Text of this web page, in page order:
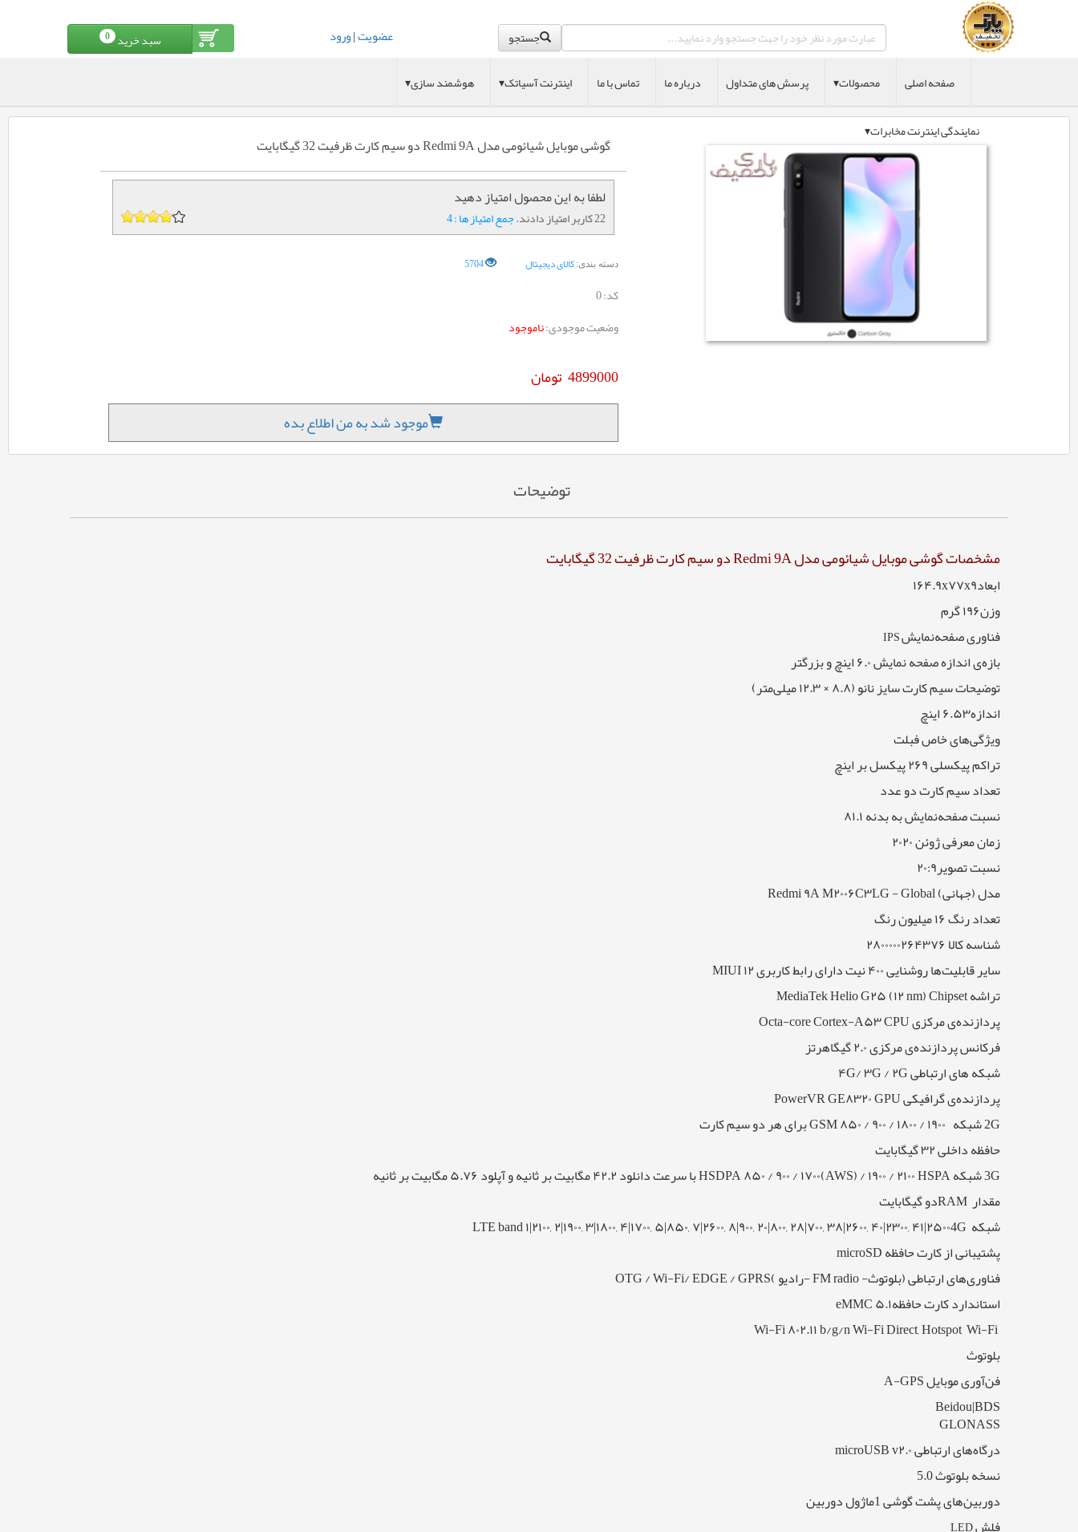
جستجو عضویت|ورود سبد خرید 0
صفحه اصلی محصولات▾ پرسش های متداول درباره ما تماس با ما اینترنت آسیاتک▾ هوشمند سازی▾
نمایندگی اینترنت مخابرات▾
گوشی موبایل شیائومی مدل Redmi 9A دو سیم‌ کارت ظرفیت 32 گیگابایت
لطفا به این محصول امتیاز دهید
22 کاربر امتیاز دادند. جمع امتیاز ها : 4
دسته بندی: کالای دیجیتال 5704
کد:0
وضعیت موجودی:ناموجود
4899000 تومان
موجود شد به من اطلاع بده
توضیحات
مشخصات گوشی موبایل شیائومی مدل Redmi 9A دو سیم‌ کارت ظرفیت 32 گیگابایت
ابعاد۱۶۴.۹x۷۷x۹
وزن۱۹۶ گرم
فناوری صفحه‌نمایش
بازه‌ی اندازه صفحه نمایش ۶.۰ اینچ و بزرگتر
توضیحات سیم کارت سایز نانو (۸.۸ × ۱۲.۳ میلی‌متر)
اندازه۶.۵۳ اینچ
ویژگی‌های خاص فبلت
تراکم پیکسلی ۲۶۹ پیکسل بر اینچ
تعداد سیم کارت دو عدد
نسبت صفحه‌نمایش به بدنه ۸۱.۱
زمان معرفی ژوئن ۲۰۲۰
نسبت تصویر۲۰:۹
مدل (جهانی) Redmi ۹A M۲۰۰۶C۳LG - Global
تعداد رنگ ۱۶ میلیون رنگ
شناسه کالا ۲۸۰۰۰۰۰۲۶۴۳۷۶
سایر قابلیت‌ها روشنایی ۴۰۰ نیت دارای رابط کاربری MIUI ۱۲
تراشه MediaTek Helio G۲۵ (۱۲ nm) Chipset
پردازنده‌ی مرکزی Octa-core Cortex-A۵۳ CPU
فرکانس پردازنده‌ی مرکزی ۲.۰ گیگاهرتز
شبکه های ارتباطی ۴G/ ۳G / ۲G
پردازنده‌ی گرافیکی PowerVR GE۸۳۲۰ GPU
2G شبکه GSM ۸۵۰ / ۹۰۰ / ۱۸۰۰ / ۱۹۰۰ برای هر دو سیم کارت
حافظه داخلی ۳۲ گیگابایت
3G شبکه HSDPA ۸۵۰ / ۹۰۰ / ۱۷۰۰(AWS) / ۱۹۰۰ / ۲۱۰۰ HSPA با سرعت دانلود ۴۲.۲ مگابیت بر ثانیه و آپلود ۵.۷۶ مگابیت بر ثانیه
مقدار RAMدو گیگابایت
شبکه LTE band ۱|۲۱۰۰, ۲|۱۹۰۰, ۳|۱۸۰۰, ۴|۱۷۰۰, ۵|۸۵۰, ۷|۲۶۰۰, ۸|۹۰۰, ۲۰|۸۰۰, ۲۸|۷۰۰, ۳۸|۲۶۰۰, ۴۰|۲۳۰۰, ۴۱|۲۵۰۰4G
پشتیبانی از کارت حافظه microSD
فناوری‌های ارتباطی (بلوتوث- FM radio -رادیو )OTG / Wi-Fi/ EDGE / GPRS
استاندارد کارت حافظهeMMC ۵.۱
بلوتوث
فن‌آوری موبایل A-GPS
Beidou|BDS
GLONASS
درگاه‌های ارتباطی microUSB v۲.۰
نسخه بلوتوث 5.0
دوربین‌های پشت گوشی 1ماژول دوربین
LED